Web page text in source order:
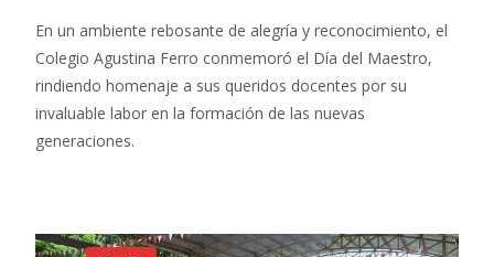
En un ambiente rebosante de alegría y reconocimiento, el
Colegio Agustina Ferro conmemoró el Día del Maestro,
rindiendo homenaje a sus queridos docentes por su
invaluable labor en la formación de las nuevas
generaciones.